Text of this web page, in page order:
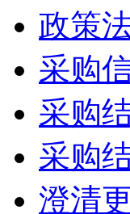
政策
采购
采购
采购
澄清